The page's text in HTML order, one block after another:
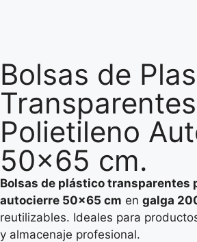
Bolsas de
Transparentes
Polietileno
50×65 cm.
Bolsas de plástico transparentes
autocierre 50×65 cm en galga
reutilizables. Ideales para
y almacenaje profesional.